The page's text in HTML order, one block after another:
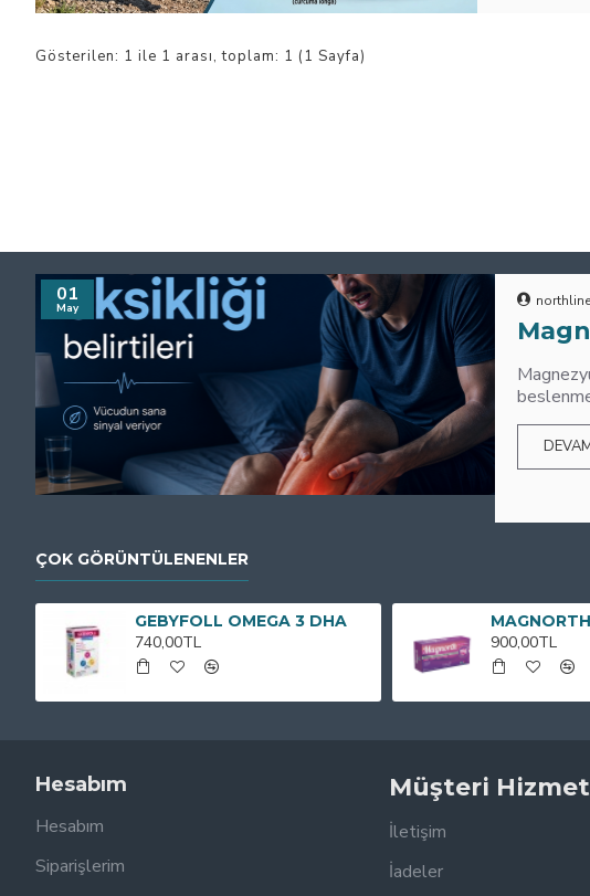
Gösterilen: 1 ile 1 arası, toplam: 1 (1 Sayfa)
01
May northline
ÇOK GÖRÜNTÜLENENLER
GEBYFOLL OMEGA 3 DHA
740,00TL 900,00TL
Hesabım
Hesabım
Siparişlerim
Müşteri
İletişim
İadeler